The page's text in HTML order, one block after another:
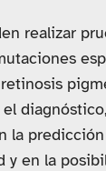
realizar
la
y en la